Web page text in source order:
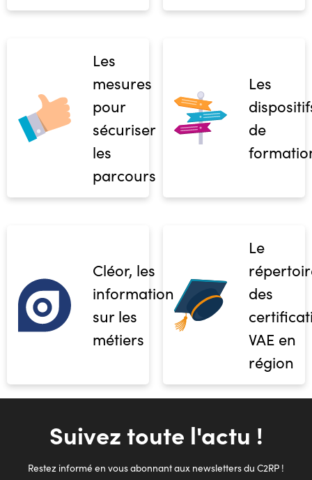
Les
mesures
pour
sécuriser
les
parcours
Les
de
Cléor, les
informations
sur les
métiers
Le
des
VAE en
région
Suivez toute l'actu !
Restez informé en vous abonnant aux newsletters du C2RP !